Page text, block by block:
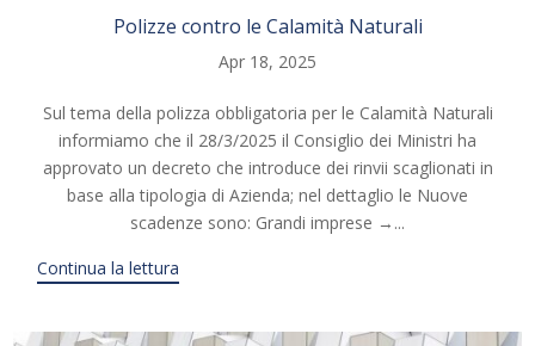
Polizze contro le Calamità Naturali
Apr 18, 2025
Sul tema della polizza obbligatoria per le Calamità Naturali
informiamo che il 28/3/2025 il Consiglio dei Ministri ha
approvato un decreto che introduce dei rinvii scaglionati in
base alla tipologia di Azienda; nel dettaglio le Nuove
scadenze sono: Grandi imprese →...
Continua la lettura